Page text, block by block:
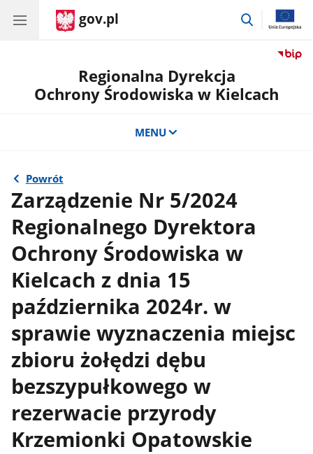
gov.pl
przejdź
Regionalna Dyrekcja
Ochrony Środowiska w Kielcach
MENU
Powrót
Zarządzenie Nr 5/2024
Regionalnego Dyrektora
Ochrony Środowiska w
Kielcach z dnia 15
października 2024r. w
sprawie wyznaczenia miejsc
zbioru żołędzi dębu
bezszypułkowego w
rezerwacie przyrody
Krzemionki Opatowskie